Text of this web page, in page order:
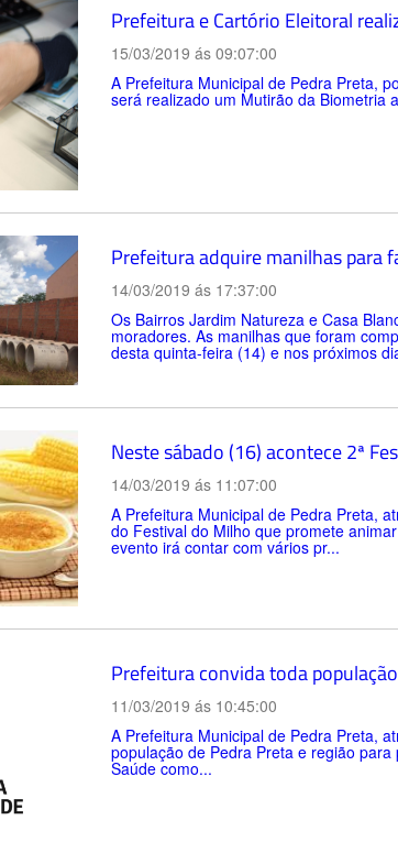
Prefeitura e Cartório Eleitoral
15/03/2019 ás 09:07:00
A Prefeitura Municipal de Pedra Preta,
será realizado um Mutirão da Biometria
Prefeitura adquire manilhas para
14/03/2019 ás 17:37:00
Os Bairros Jardim Natureza e Casa
moradores. As manilhas que foram
desta quinta-feira (14) e nos próximos
Neste sábado (16) acontece 2ª
14/03/2019 ás 11:07:00
A Prefeitura Municipal de Pedra Preta,
do Festival do Milho que promete
evento irá contar com vários pr...
Prefeitura convida toda
11/03/2019 ás 10:45:00
A Prefeitura Municipal de Pedra Preta,
população de Pedra Preta e região
Saúde como...